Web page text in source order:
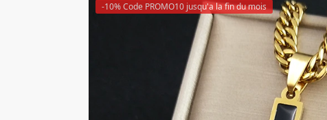
-10% Code PROMO10 jusqu'a la fin du mois